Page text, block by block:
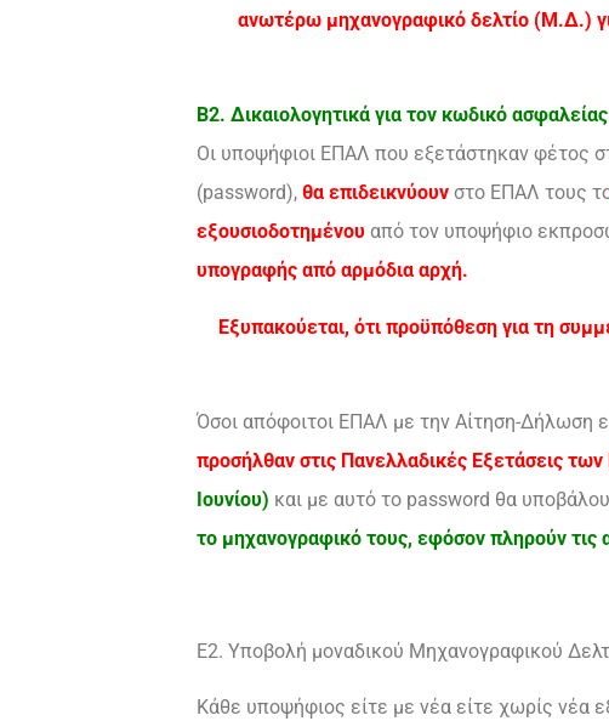
ανωτέρω μηχανογραφικό δελτίο (Μ.Δ.)
Β2. Δικαιολογητικά για τον κωδικό ασφαλείας
Οι υποψήφιοι ΕΠΑΛ που εξετάστηκαν φέτος
(password), θα επιδεικνύουν στο ΕΠΑΛ τους
εξουσιοδοτημένου από τον υποψήφιο
υπογραφής από αρμόδια αρχή.
Εξυπακούεται, ότι προϋπόθεση για τη
Όσοι απόφοιτοι ΕΠΑΛ με την Αίτηση-Δήλωση
προσήλθαν στις Πανελλαδικές Εξετάσεις
Ιουνίου) και με αυτό το password θα
το μηχανογραφικό τους, εφόσον πληρούν τις
Ε2. Υποβολή μοναδικού Μηχανογραφικού
Κάθε υποψήφιος είτε με νέα είτε χωρίς νέα